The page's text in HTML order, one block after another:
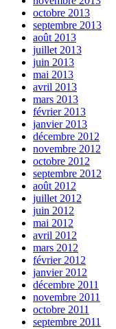
octobre 2013
septembre 2013
août 2013
juillet 2013
juin 2013
mai 2013
avril 2013
mars 2013
février 2013
janvier 2013
décembre 2012
novembre 2012
octobre 2012
septembre 2012
août 2012
juillet 2012
juin 2012
mai 2012
avril 2012
mars 2012
février 2012
janvier 2012
décembre 2011
novembre 2011
octobre 2011
septembre 2011